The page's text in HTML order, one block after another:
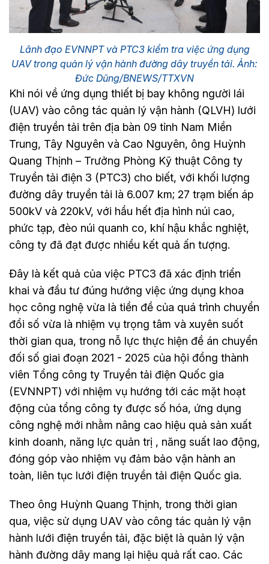
Lãnh đạo EVNNPT và PTC3 kiểm tra việc ứng dụng
UAV trong quản lý vận hành đường dây truyền tải. Ảnh:
Đức Dũng/BNEWS/TTXVN
Khi nói về ứng dụng thiết bị bay không người lái
(UAV) vào công tác quản lý vận hành (QLVH) lưới
điện truyền tải trên địa bàn 09 tỉnh Nam Miền
Trung, Tây Nguyên và Cao Nguyên, ông Huỳnh
Quang Thịnh – Trưởng Phòng Kỹ thuật Công ty
Truyền tải điện 3 (PTC3) cho biết, với khối lượng
đường dây truyền tải là 6.007 km; 27 trạm biến áp
500kV và 220kV, với hầu hết địa hình núi cao,
phức tạp, đèo núi quanh co, khí hậu khắc nghiệt,
công ty đã đạt được nhiều kết quả ấn tượng.
Đây là kết quả của việc PTC3 đã xác định triển
khai và đầu tư đúng hướng việc ứng dụng khoa
học công nghệ vừa là tiền đề của quá trình chuyển
đổi số vừa là nhiệm vụ trọng tâm và xuyên suốt
thời gian qua, trong nỗ lực thực hiện đề án chuyển
đối số giai đoạn 2021 - 2025 của hội đồng thành
viên Tổng công ty Truyền tải điện Quốc gia
(EVNNPT) với nhiệm vụ hướng tới các mặt hoạt
động của tổng công ty được số hóa, ứng dụng
công nghệ mới nhằm nâng cao hiệu quả sản xuất
kinh doanh, năng lực quản trị , năng suất lao động,
đóng góp vào nhiệm vụ đảm bảo vận hành an
toàn, liên tục lưới điện truyền tải điện Quốc gia.
Theo ông Huỳnh Quang Thịnh, trong thời gian
qua, việc sử dụng UAV vào công tác quản lý vận
hành lưới điện truyền tải, đặc biệt là quản lý vận
hành đường dây mang lại hiệu quả rất cao. Các